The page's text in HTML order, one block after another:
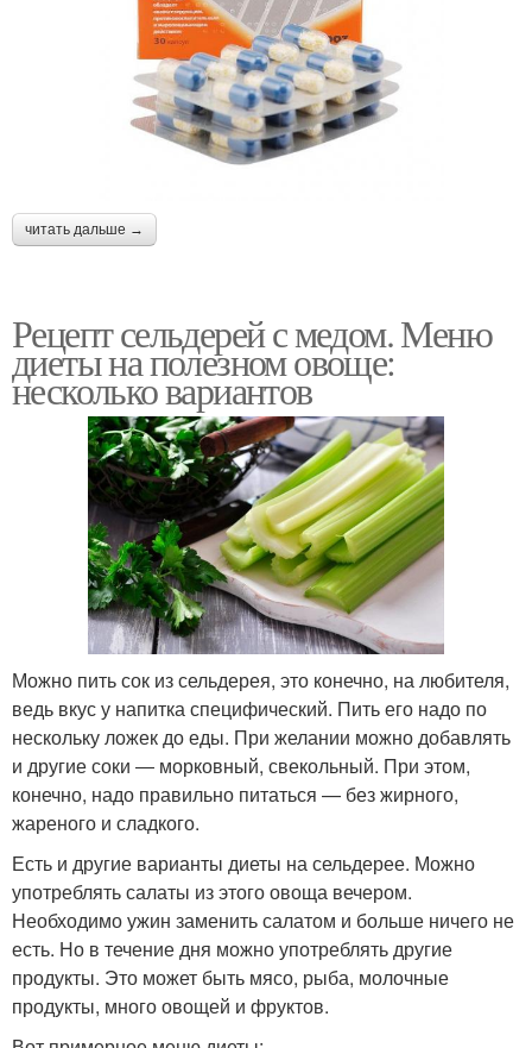
читать дальше →
Рецепт сельдерей с медом. Меню
диеты на полезном овоще:
несколько вариантов
Можно пить сок из сельдерея, это конечно, на любителя,
ведь вкус у напитка специфический. Пить его надо по
нескольку ложек до еды. При желании можно добавлять
и другие соки ― морковный, свекольный. При этом,
конечно, надо правильно питаться — без жирного,
жареного и сладкого.
Есть и другие варианты диеты на сельдерее. Можно
употреблять салаты из этого овоща вечером.
Необходимо ужин заменить салатом и больше ничего не
есть. Но в течение дня можно употреблять другие
продукты. Это может быть мясо, рыба, молочные
продукты, много овощей и фруктов.